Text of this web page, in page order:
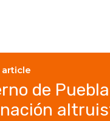
article
de